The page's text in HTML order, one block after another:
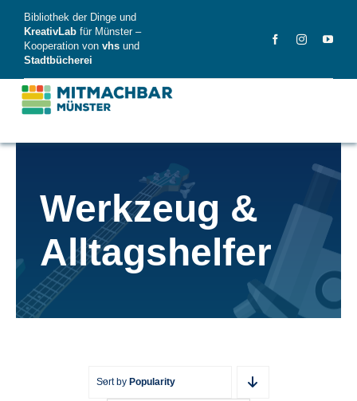
content
Bibliothek der Dinge und
KreativLab für Münster –
Kooperation von vhs und
Stadtbücherei
Dinge
News
Videos
Werkzeug &
Alltagshelfer
Sort by Popularity